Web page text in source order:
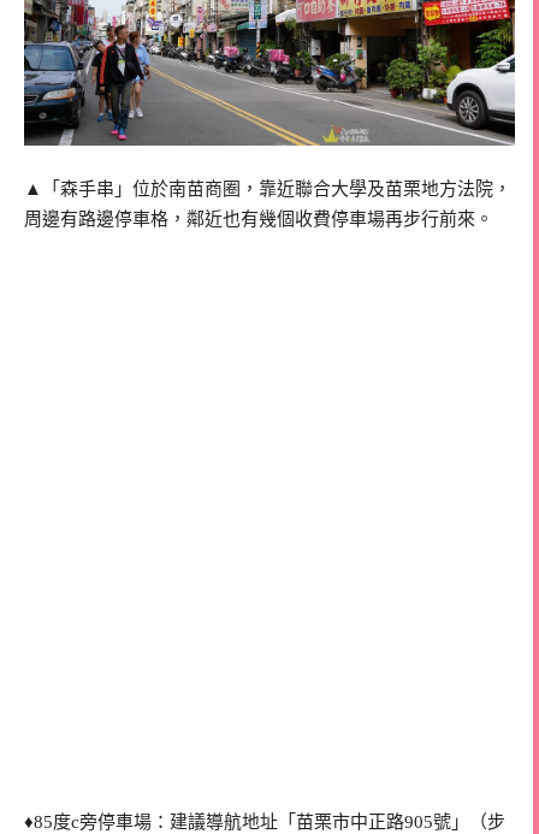
▲「森手串」位於南苗商圈，靠近聯合大學及苗栗地方法院，
周邊有路邊停車格，鄰近也有幾個收費停車場再步行前來。
♦85度c旁停車場：建議導航地址「苗栗市中正路905號」（步